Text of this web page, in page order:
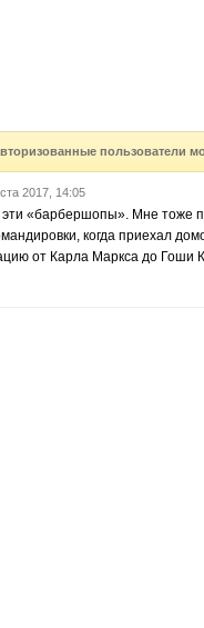
пользователи
2017, 14:05
«барбершопы». Мне тоже
когда приехал
от Карла Маркса до Гоши